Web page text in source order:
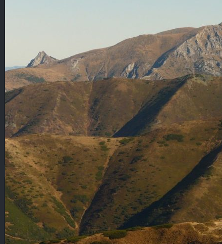
PANORAMY CYLINDRYCZNE
CMENTARZE
SŁOWACKIE ZAMKI
WYSOWA
BESKID NISKI
GÓRY
TATRY
POZOSTAŁE
Blog
KONTAKT